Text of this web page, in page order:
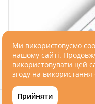
ГОТУЄМО РАЗОМ
BEAUTY
Всі права
Ми використовуємо
нашому сайті.
використовувати цей
згоду на використання
Прийняти